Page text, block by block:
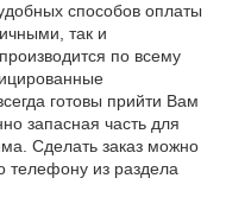
способов оплаты
так и
по всему
готовы прийти Вам
запасная часть для
Сделать заказ можно
телефону из раздела